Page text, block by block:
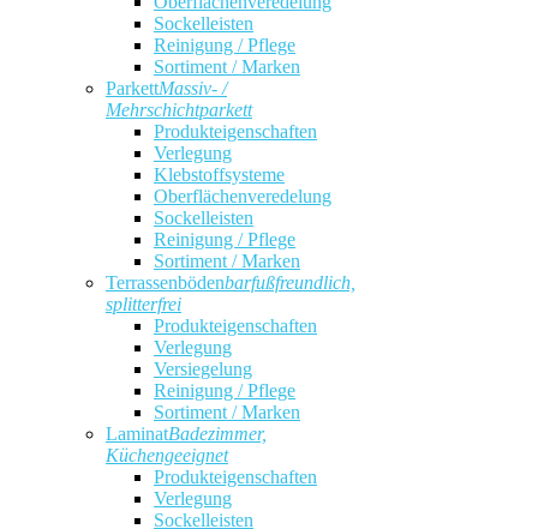
Sockelleisten
Reinigung / Pflege
Sortiment / Marken
ParkettMassiv- /
Mehrschichtparkett
Produkteigenschaften
Verlegung
Klebstoffsysteme
Oberflächenveredelung
Sockelleisten
Reinigung / Pflege
Sortiment / Marken
Terrassenbödenbarfußfreundlich,
splitterfrei
Produkteigenschaften
Verlegung
Versiegelung
Reinigung / Pflege
Sortiment / Marken
LaminatBadezimmer,
Küchengeeignet
Produkteigenschaften
Verlegung
Sockelleisten